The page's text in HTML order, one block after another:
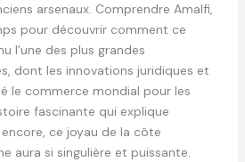
arsenaux. Comprendre Amalfi,
pour découvrir comment ce
l’une des plus grandes
dont les innovations juridiques et
le commerce mondial pour les
fascinante qui explique
ce joyau de la côte
aura si singulière et puissante.